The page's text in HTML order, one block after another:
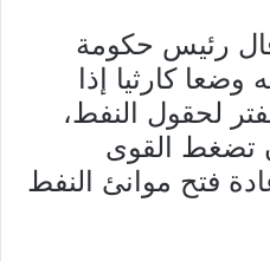
رئيس حكومة
وضعا كارثيا إذا
لحقول النفط،
تضغط القوى
فتح موانئ النفط